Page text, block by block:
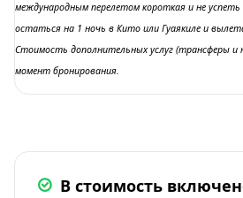
международным перелетом короткая и не
остаться на 1 ночь в Кито или Гуаякиле и
Стоимость дополнительных услуг (трансферы и
момент бронирования.
В стоимость